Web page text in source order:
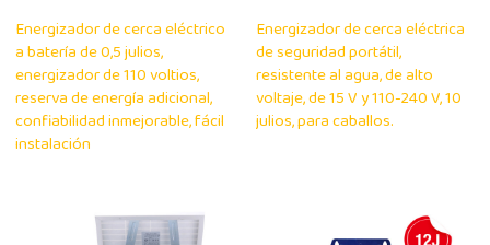
Energizador de cerca eléctrico
a batería de 0,5 julios,
energizador de 110 voltios,
reserva de energía adicional,
confiabilidad inmejorable, fácil
instalación
Energizador de cerca eléctrica
de seguridad portátil,
resistente al agua, de alto
voltaje, de 15 V y 110-240 V, 10
julios, para caballos.